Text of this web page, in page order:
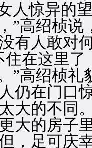
惊异的望
”高绍桢
有人敢对
在这里了
”高绍桢
仍在门口
大的不同
大的房子
，足可庆